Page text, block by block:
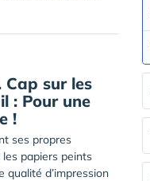
sur les
: Pour une
!
ses propres
papiers peints
qualité d’impression